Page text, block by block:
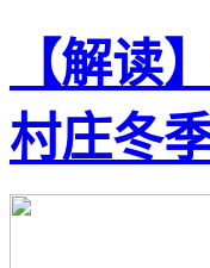
【解读
村庄冬